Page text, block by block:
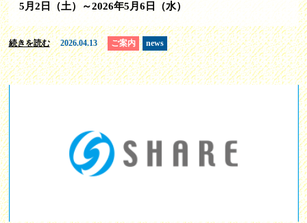
5月2日（土）～2026年5月6日（水）
続きを読む 2026.04.13 ご案内 news